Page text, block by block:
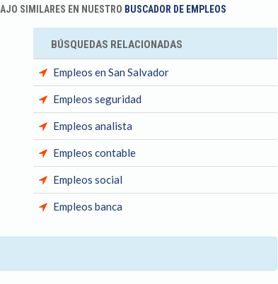
SIMILARES EN NUESTRO BUSCADOR DE EMPLEOS
BÚSQUEDAS RELACIONADAS
Empleos en San Salvador
Empleos seguridad
Empleos analista
Empleos contable
Empleos social
Empleos banca